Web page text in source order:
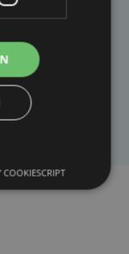
in dit
COOKIESCRIPT